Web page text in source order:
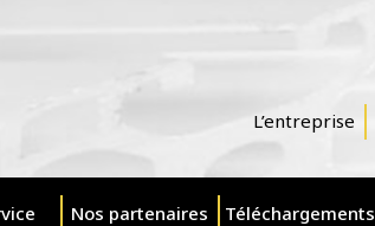
Nos partenaires Téléchargements
L’entreprise